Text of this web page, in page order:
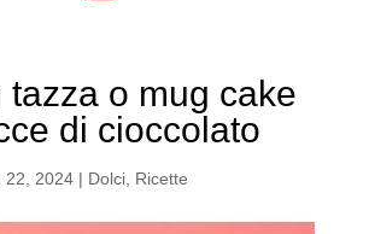
tazza o mug cake
di cioccolato
22, 2024| Dolci, Ricette